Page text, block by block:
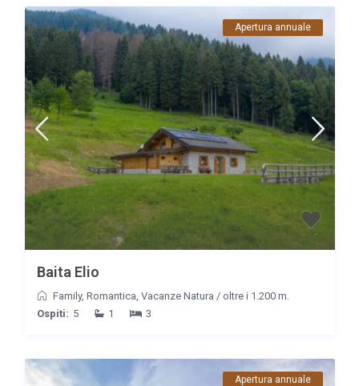
Apertura annuale
Baita Elio
Family, Romantica Vacanze Natura / oltre i 1.200 m.
Ospiti: 5 1 3
Apertura annuale